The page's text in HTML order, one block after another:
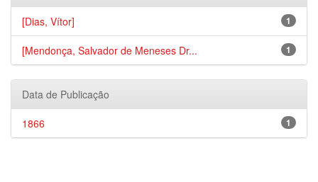
1
[Dias, Vítor]
1
[Mendonça, Salvador de Meneses Dr...
Data de Publicação
1
1866